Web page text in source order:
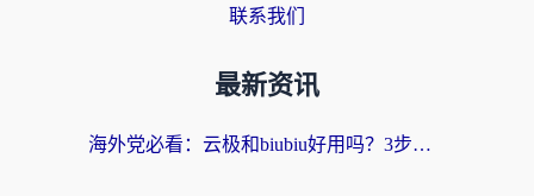
联系我们
最新资讯
海外党必看：云极和biubiu好用吗？3步选对回国加速器，无缝刷国内剧玩手游